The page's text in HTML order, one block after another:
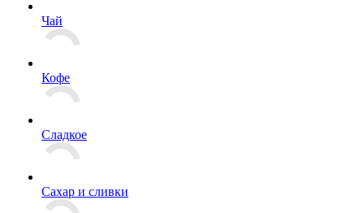
Чай
Кофе
Сладкое
Сахар и сливки